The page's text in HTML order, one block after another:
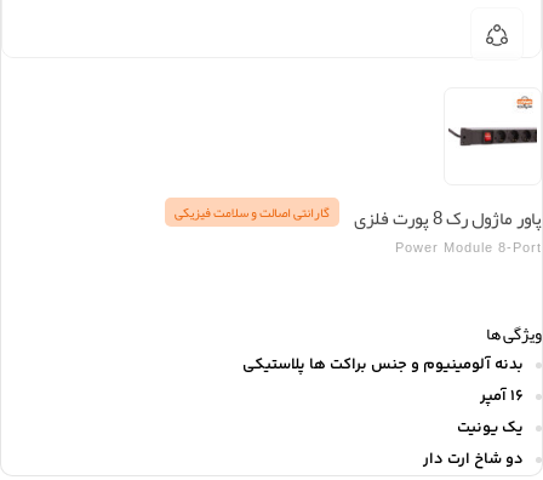
پاور ماژول رک 8 پورت فلزی گارانتی اصالت و سلامت فیزیکی
Power Module 8-Port
ویژگی ها
بدنه آلومینیوم و جنس براکت ها پلاستیکی
16 آمپر
یک یونیت
دو شاخ ارت دار